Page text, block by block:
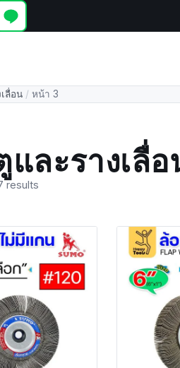
ลื่อน / หน้า 3
ละรางเลื่
results